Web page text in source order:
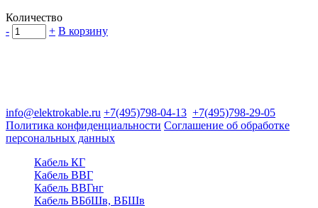
Количество
-
+ В корзину
info@elektrokable.ru +7(495)798-04-13 +7(495)798-29-05
Политика конфиденциальности Соглашение об обработке
персональных данных
Кабель КГ
Кабель ВВГ
Кабель ВВГнг
Кабель ВБбШв, ВБШв